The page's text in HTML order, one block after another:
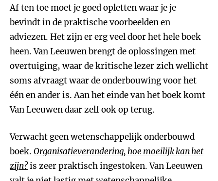
Af ten toe moet je goed opletten waar je je
bevindt in de praktische voorbeelden en
adviezen. Het zijn er erg veel door het hele boek
heen. Van Leeuwen brengt de oplossingen met
overtuiging, waar de kritische lezer zich wellicht
soms afvraagt waar de onderbouwing voor het
één en ander is. Aan het einde van het boek komt
Van Leeuwen daar zelf ook op terug.
Verwacht geen wetenschappelijk onderbouwd
boek. Organisatieverandering, hoe moeilijk kan het
zijn?is zeer praktisch ingestoken. Van Leeuwen